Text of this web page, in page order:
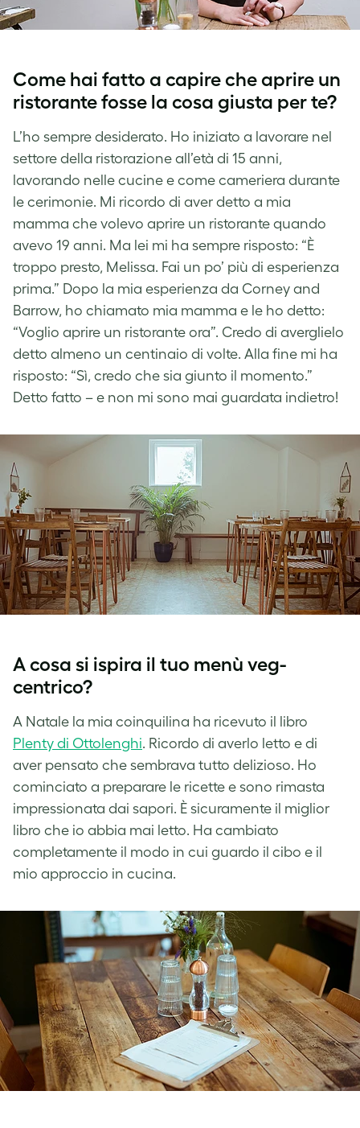
Come hai fatto a capire che aprire un
ristorante fosse la cosa giusta per te?
L’ho sempre desiderato. Ho iniziato a lavorare nel
settore della ristorazione all’età di 15 anni,
lavorando nelle cucine e come cameriera durante
le cerimonie. Mi ricordo di aver detto a mia
mamma che volevo aprire un ristorante quando
avevo 19 anni. Ma lei mi ha sempre risposto: “È
troppo presto, Melissa. Fai un po’ più di esperienza
prima.” Dopo la mia esperienza da Corney and
Barrow, ho chiamato mia mamma e le ho detto:
“Voglio aprire un ristorante ora”. Credo di averglielo
detto almeno un centinaio di volte. Alla fine mi ha
risposto: “Sì, credo che sia giunto il momento.”
Detto fatto – e non mi sono mai guardata indietro!
A cosa si ispira il tuo menù veg-
centrico?
A Natale la mia coinquilina ha ricevuto il libro
Plenty di Ottolenghi. Ricordo di averlo letto e di
aver pensato che sembrava tutto delizioso. Ho
cominciato a preparare le ricette e sono rimasta
impressionata dai sapori. È sicuramente il miglior
libro che io abbia mai letto. Ha cambiato
completamente il modo in cui guardo il cibo e il
mio approccio in cucina.